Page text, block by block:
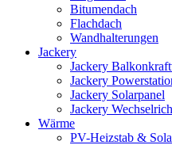
Bitumendach
Flachdach
Wandhalterungen
Jackery
Jackery
Jackery
Jackery Solarpanel
Jackery
Wärme
PV-Heizstab &